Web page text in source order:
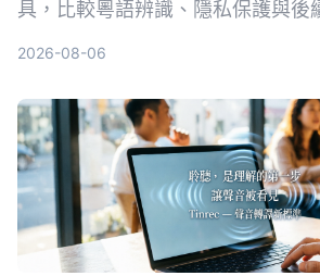
具，比較粵語辨識、隱私保護與後
2026-08-06